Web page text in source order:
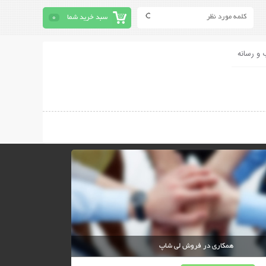
سبد خرید شما 0
و رسانه
همکاری در فروش لی شاپ